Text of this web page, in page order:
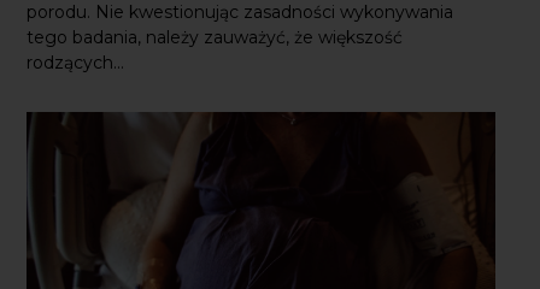
należy zauważyć, że większość rodzących...